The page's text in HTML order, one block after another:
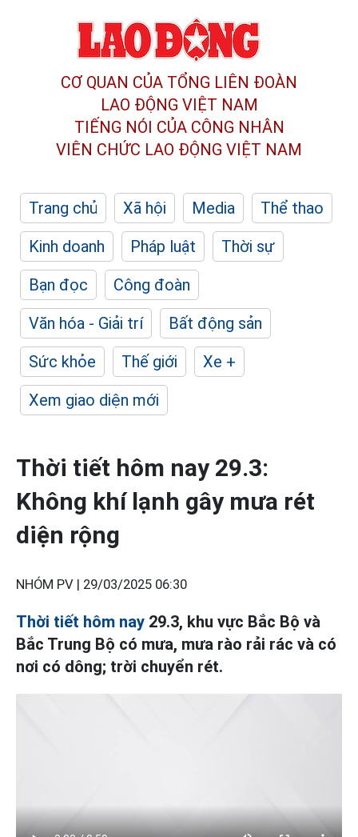
CƠ QUAN CỦA TỔNG LIÊN ĐOÀN
LAO ĐỘNG VIỆT NAM
TIẾNG NÓI CỦA CÔNG NHÂN
VIÊN CHỨC LAO ĐỘNG VIỆT NAM
Trang chủ Xã hội Media
Thể thao
Kinh doanh
Pháp luật
Thời sự
Bạn đọc
Công đoàn
Văn hóa - Giải trí
Bất động sản
Sức khỏe
Thế giới
Xe +
Xem giao diện mới
Thời tiết hôm nay 29.3:
Không khí lạnh gây mưa rét
diện rộng
NHÓM PV | 29/03/2025 06:30
Thời tiết hôm nay 29.3, khu vực Bắc Bộ và
Bắc Trung Bộ có mưa, mưa rào rải rác và có
nơi có dông; trời chuyển rét.